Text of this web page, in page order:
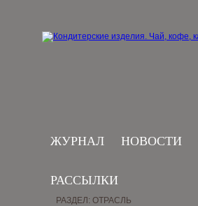
ЖУРНАЛ НОВОСТИ
РАССЫЛКИ
РАЗДЕЛ: ОТРАСЛЬ